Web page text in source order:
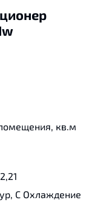
кв.м
2,21
С Охлаждение